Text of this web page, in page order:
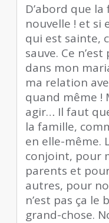
D’abord que
nouvelle ! et si
qui est sainte,
sauve. Ce
dans mon
ma relation
quand même !
agir… Il faut
la famille,
en elle-même.
conjoint, pour
parents et
autres, pour
n’est pas ça
grand-chose.